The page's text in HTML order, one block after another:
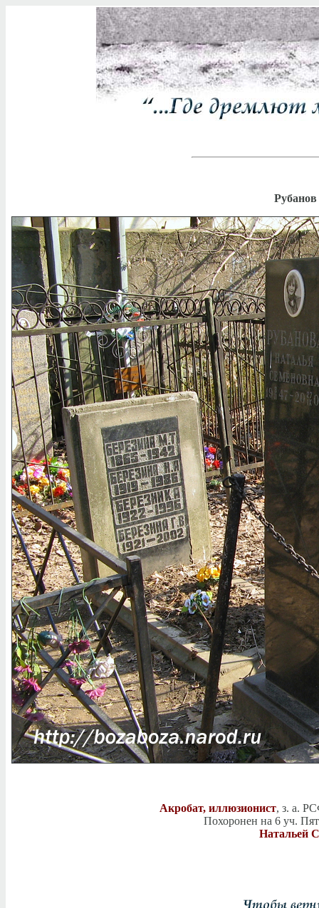
Акробат, иллюзионист, з. а.
Похоронен на 6 уч.
Натальей